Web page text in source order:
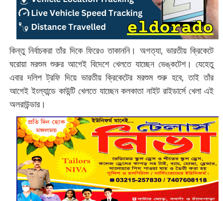
কিন্তু নির্বাচকরা তাঁর দিকে ফিরেও তাকাননি। অগত্যা, ভারতীয় ক্রিকেটে
ঘরোয়া মরশুম শুরুর আগেই বিদেশে খেলতে যাচ্ছেন ভেঙ্কটেশ। যেহেতু
এবার দলিপ ট্রফি দিয়ে ভারতীয় ক্রিকেটের মরশুম শুরু হবে, তাই তাঁর
আগেই ইংল্যান্ডে কাউন্টি খেলতে যাচ্ছেন কলকাতা নাইট রাইডার্সে খেলা এই
অলরাউন্ডার।